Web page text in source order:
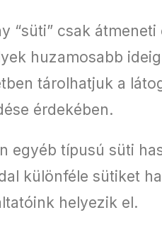
“süti” csak
huzamosabb
tárolhatjuk a
érdekében.
egyéb típusú süti
különféle sütiket
helyezik el.